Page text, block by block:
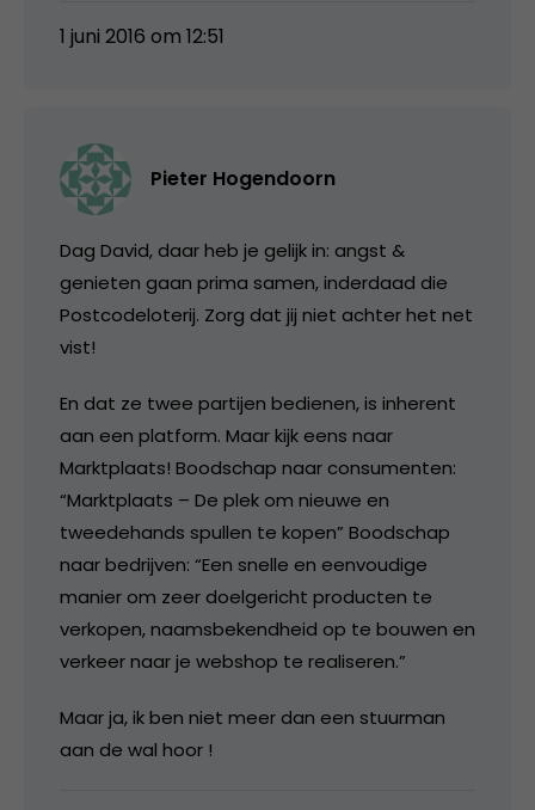
1 juni 2016 om 12:51
Pieter Hogendoorn
Dag David, daar heb je gelijk in: angst &
genieten gaan prima samen, inderdaad die
Postcodeloterij. Zorg dat jij niet achter het net
vist!
En dat ze twee partijen bedienen, is inherent
aan een platform. Maar kijk eens naar
Marktplaats! Boodschap naar consumenten:
“Marktplaats – De plek om nieuwe en
tweedehands spullen te kopen” Boodschap
naar bedrijven: “Een snelle en eenvoudige
manier om zeer doelgericht producten te
verkopen, naamsbekendheid op te bouwen en
verkeer naar je webshop te realiseren.”
Maar ja, ik ben niet meer dan een stuurman
aan de wal hoor !